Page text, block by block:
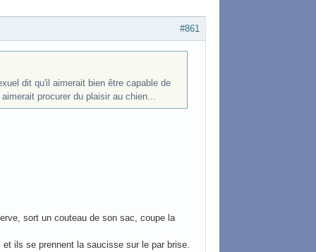
#861
dit qu'il aimerait bien être capable de
procurer du plaisir au chien...
sort un couteau de son sac, coupe la
ils se prennent la saucisse sur le par brise.